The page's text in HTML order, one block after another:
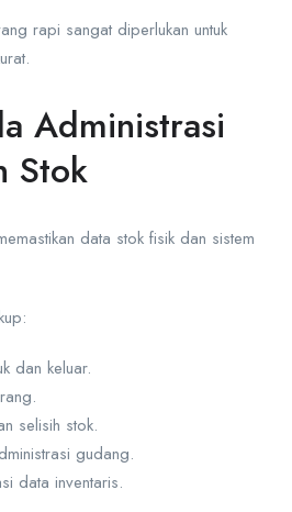
rapi sangat diperlukan untuk
Administrasi
Stok
data stok fisik dan sistem
dan keluar.
selisih stok.
gudang.
data inventaris.